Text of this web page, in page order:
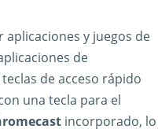
aplicaciones y juegos de
de
de acceso rápido
una tecla para el
incorporado, lo